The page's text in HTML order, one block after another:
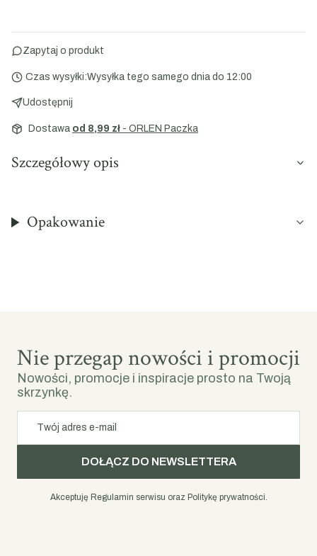
Zapytaj o produkt
Czas wysyłki:Wysyłka tego samego dnia do 12:00
Udostępnij
Dostawa od 8,99 zł - ORLEN Paczka
Szczegółowy opis
Opakowanie
Nie przegap nowości i promocji
Nowości, promocje i inspiracje prosto na Twoją
skrzynkę.
Twój adres e-mail
DOŁĄCZ DO NEWSLETTERA
Akceptuję Regulamin serwisu oraz Politykę prywatności.